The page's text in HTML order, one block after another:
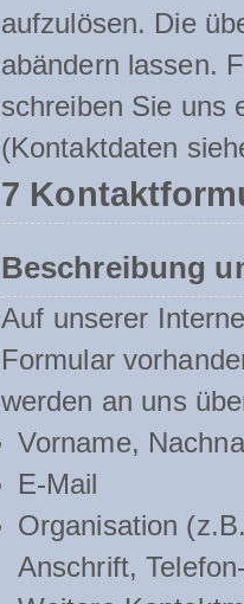
aufzulösen. Die
abändern lassen.
schreiben Sie uns
(Kontaktdaten
7
Beschreibung
Auf unserer
Formular
werden an uns
Vorname,
E-Mail
Organisation
Anschrift,